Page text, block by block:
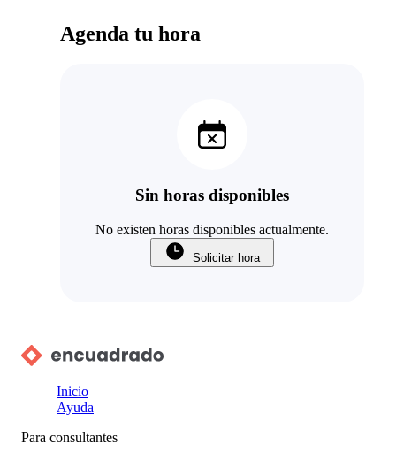
Agenda tu hora
Sin horas disponibles
No existen horas disponibles actualmente.
Solicitar hora
Inicio
Ayuda
Para consultantes